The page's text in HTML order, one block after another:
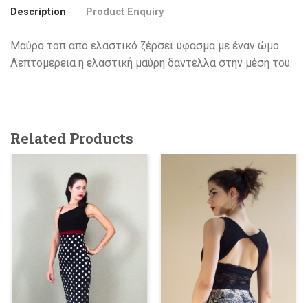
Description Product Enquiry
Μαύρο τοπ από ελαστικό ζέρσεϊ ύφασμα με έναν ώμο.
Λεπτομέρεια η ελαστική μαύρη δαντέλλα στην μέση του.
Related Products